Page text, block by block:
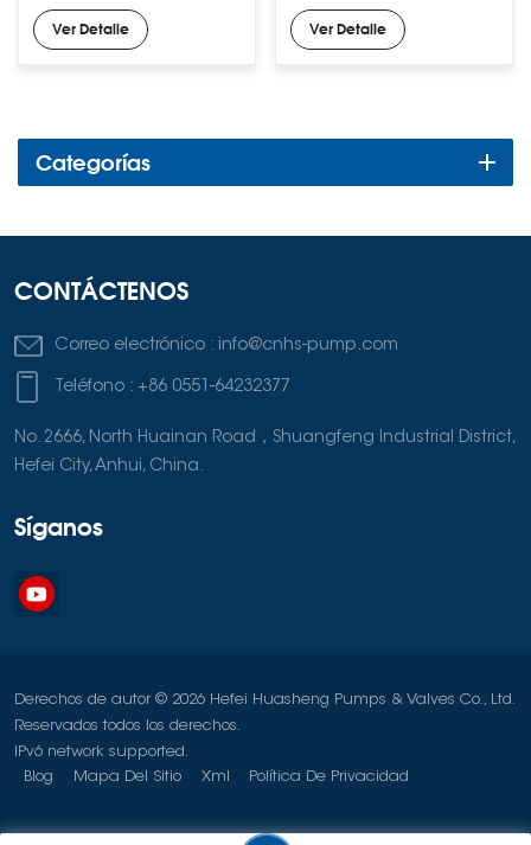
Ver Detalle Ver Detalle
Categorías
CONTÁCTENOS
Correo electrónico : info@cnhs-pump.com
Teléfono : +86 0551-64232377
No. 2666, North Huainan Road，Shuangfeng Industrial District,
Hefei City, Anhui, China.
Síganos
Derechos de autor © 2026 Hefei Huasheng Pumps & Valves Co., Ltd.
Reservados todos los derechos.
IPv6 network supported.
Blog
Mapa Del Sitio Xml Política De Privacidad